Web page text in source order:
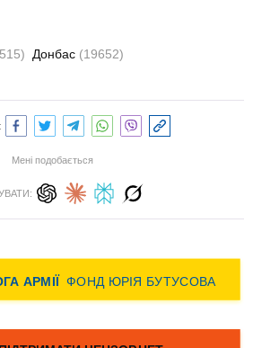
Донбас (19652)
Мені подобається